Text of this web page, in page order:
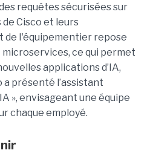
requêtes sécurisées sur
Cisco et leurs
de l'équipementier repose
ce qui permet
applications d’IA,
a présenté l’assistant
», envisageant une équipe
chaque employé.